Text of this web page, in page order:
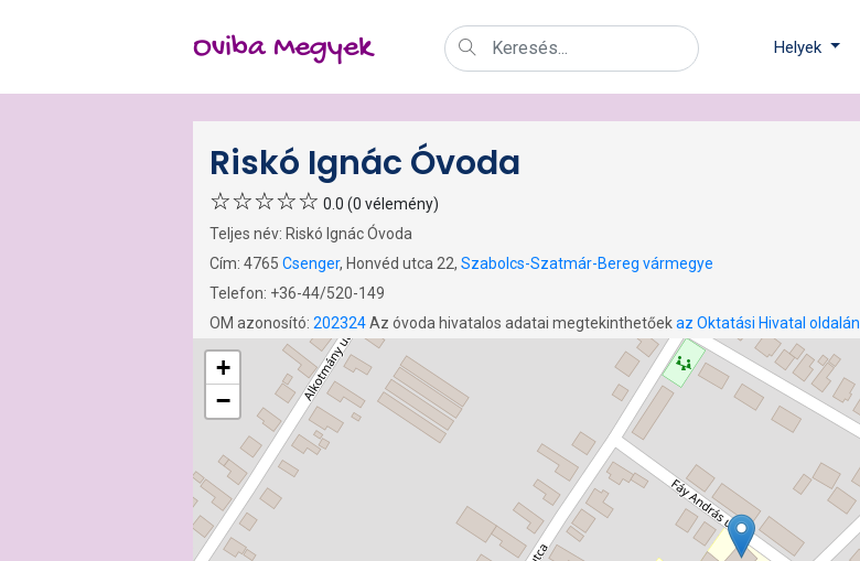
Oviba Megyek Helyek
Riskó Ignác Óvoda
0.0 (0 vélemény)
Teljes név: Riskó Ignác Óvoda
Cím: 4765 Csenger, Honvéd utca 22, Szabolcs-Szatmár-Bereg vármegye
Telefon: +36-44/520-149
OM azonosító: 202324Az óvoda hivatalos adatai megtekinthetőekaz Oktatási Hivatal oldalán
+
−